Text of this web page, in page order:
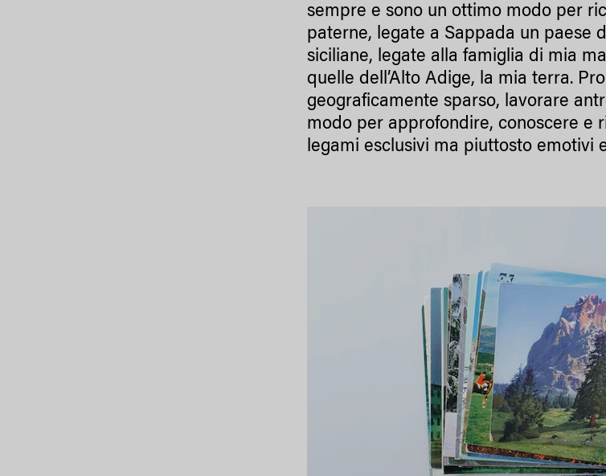
sempre e sono un ottimo modo per
paterne, legate a Sappada un paese
siciliane, legate alla famiglia di mia
quelle dell’Alto Adige, la mia terra.
geograficamente sparso, lavorare
modo per approfondire, conoscere e
legami esclusivi ma piuttosto emotivi